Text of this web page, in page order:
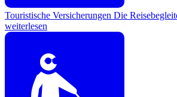
Touristische Versicherungen Die
weiterlesen